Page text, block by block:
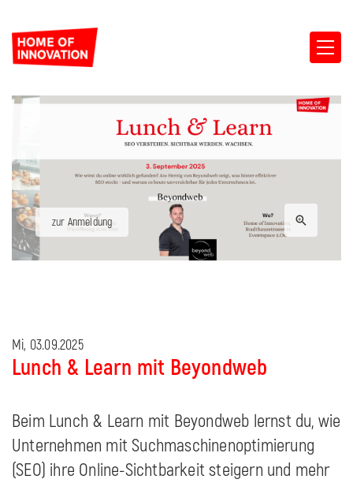
zur Anmeldung
Mi, 03.09.2025
Lunch & Learn mit Beyondweb
Beim Lunch & Learn mit Beyondweb lernst du, wie
Unternehmen mit Suchmaschinenoptimierung
(SEO) ihre Online-Sichtbarkeit steigern und mehr